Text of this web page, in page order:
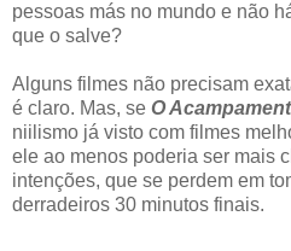
pessoas más no mundo e não
que o salve?
Alguns filmes não precisam
é claro. Mas, se O
niilismo já visto com filmes
ele ao menos poderia ser mais
intenções, que se perdem em
derradeiros 30 minutos finais.